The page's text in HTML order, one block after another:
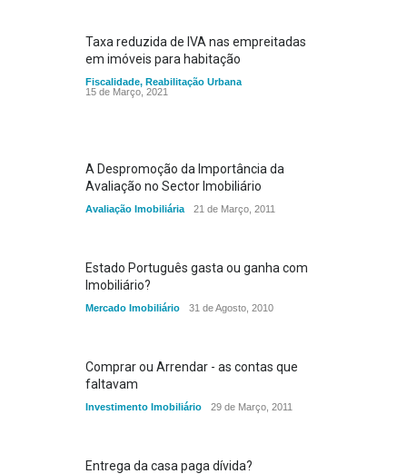
Taxa reduzida de IVA nas empreitadas
em imóveis para habitação
Fiscalidade, Reabilitação Urbana
15 de Março, 2021
A Despromoção da Importância da
Avaliação no Sector Imobiliário
Avaliação Imobiliária 21 de Março, 2011
Estado Português gasta ou ganha com
Imobiliário?
Mercado Imobiliário 31 de Agosto, 2010
Comprar ou Arrendar - as contas que
faltavam
Investimento Imobiliário 29 de Março, 2011
Entrega da casa paga dívida?